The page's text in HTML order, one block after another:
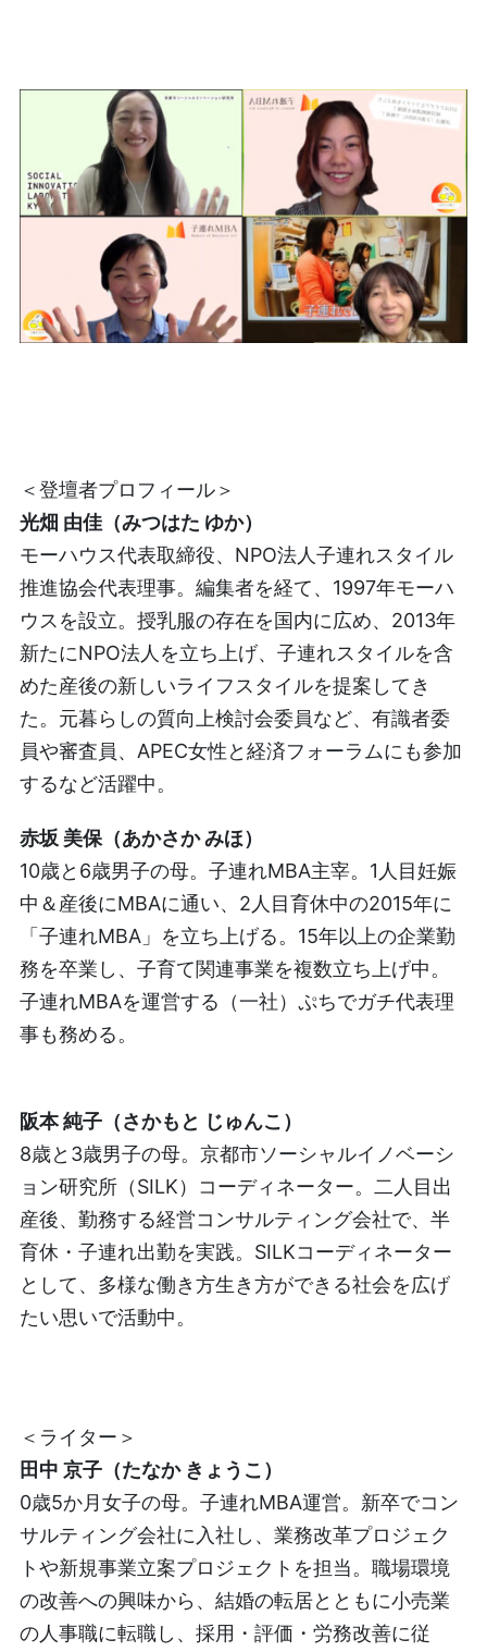
＜登壇者プロフィール＞
光畑 由佳（みつはた ゆか）
モーハウス代表取締役、NPO法人子連れスタイル
推進協会代表理事。編集者を経て、1997年モーハ
ウスを設立。授乳服の存在を国内に広め、2013年
新たにNPO法人を立ち上げ、子連れスタイルを含
めた産後の新しいライフスタイルを提案してき
た。元暮らしの質向上検討会委員など、有識者委
員や審査員、APEC女性と経済フォーラムにも参加
するなど活躍中。
赤坂 美保（あかさか みほ）
10歳と6歳男子の母。子連れMBA主宰。1人目妊娠
中＆産後にMBAに通い、2人目育休中の2015年に
「子連れMBA」を立ち上げる。15年以上の企業勤
務を卒業し、子育て関連事業を複数立ち上げ中。
子連れMBAを運営する（一社）ぷちでガチ代表理
事も務める。
阪本 純子（さかもと じゅんこ）
8歳と3歳男子の母。京都市ソーシャルイノベーシ
ョン研究所（SILK）コーディネーター。二人目出
産後、勤務する経営コンサルティング会社で、半
育休・子連れ出勤を実践。SILKコーディネーター
として、多様な働き方生き方ができる社会を広げ
たい思いで活動中。
＜ライター＞
田中 京子（たなか きょうこ）
0歳5か月女子の母。子連れMBA運営。新卒でコン
サルティング会社に入社し、業務改革プロジェク
トや新規事業立案プロジェクトを担当。職場環境
の改善への興味から、結婚の転居とともに小売業
の人事職に転職し、採用・評価・労務改善に従